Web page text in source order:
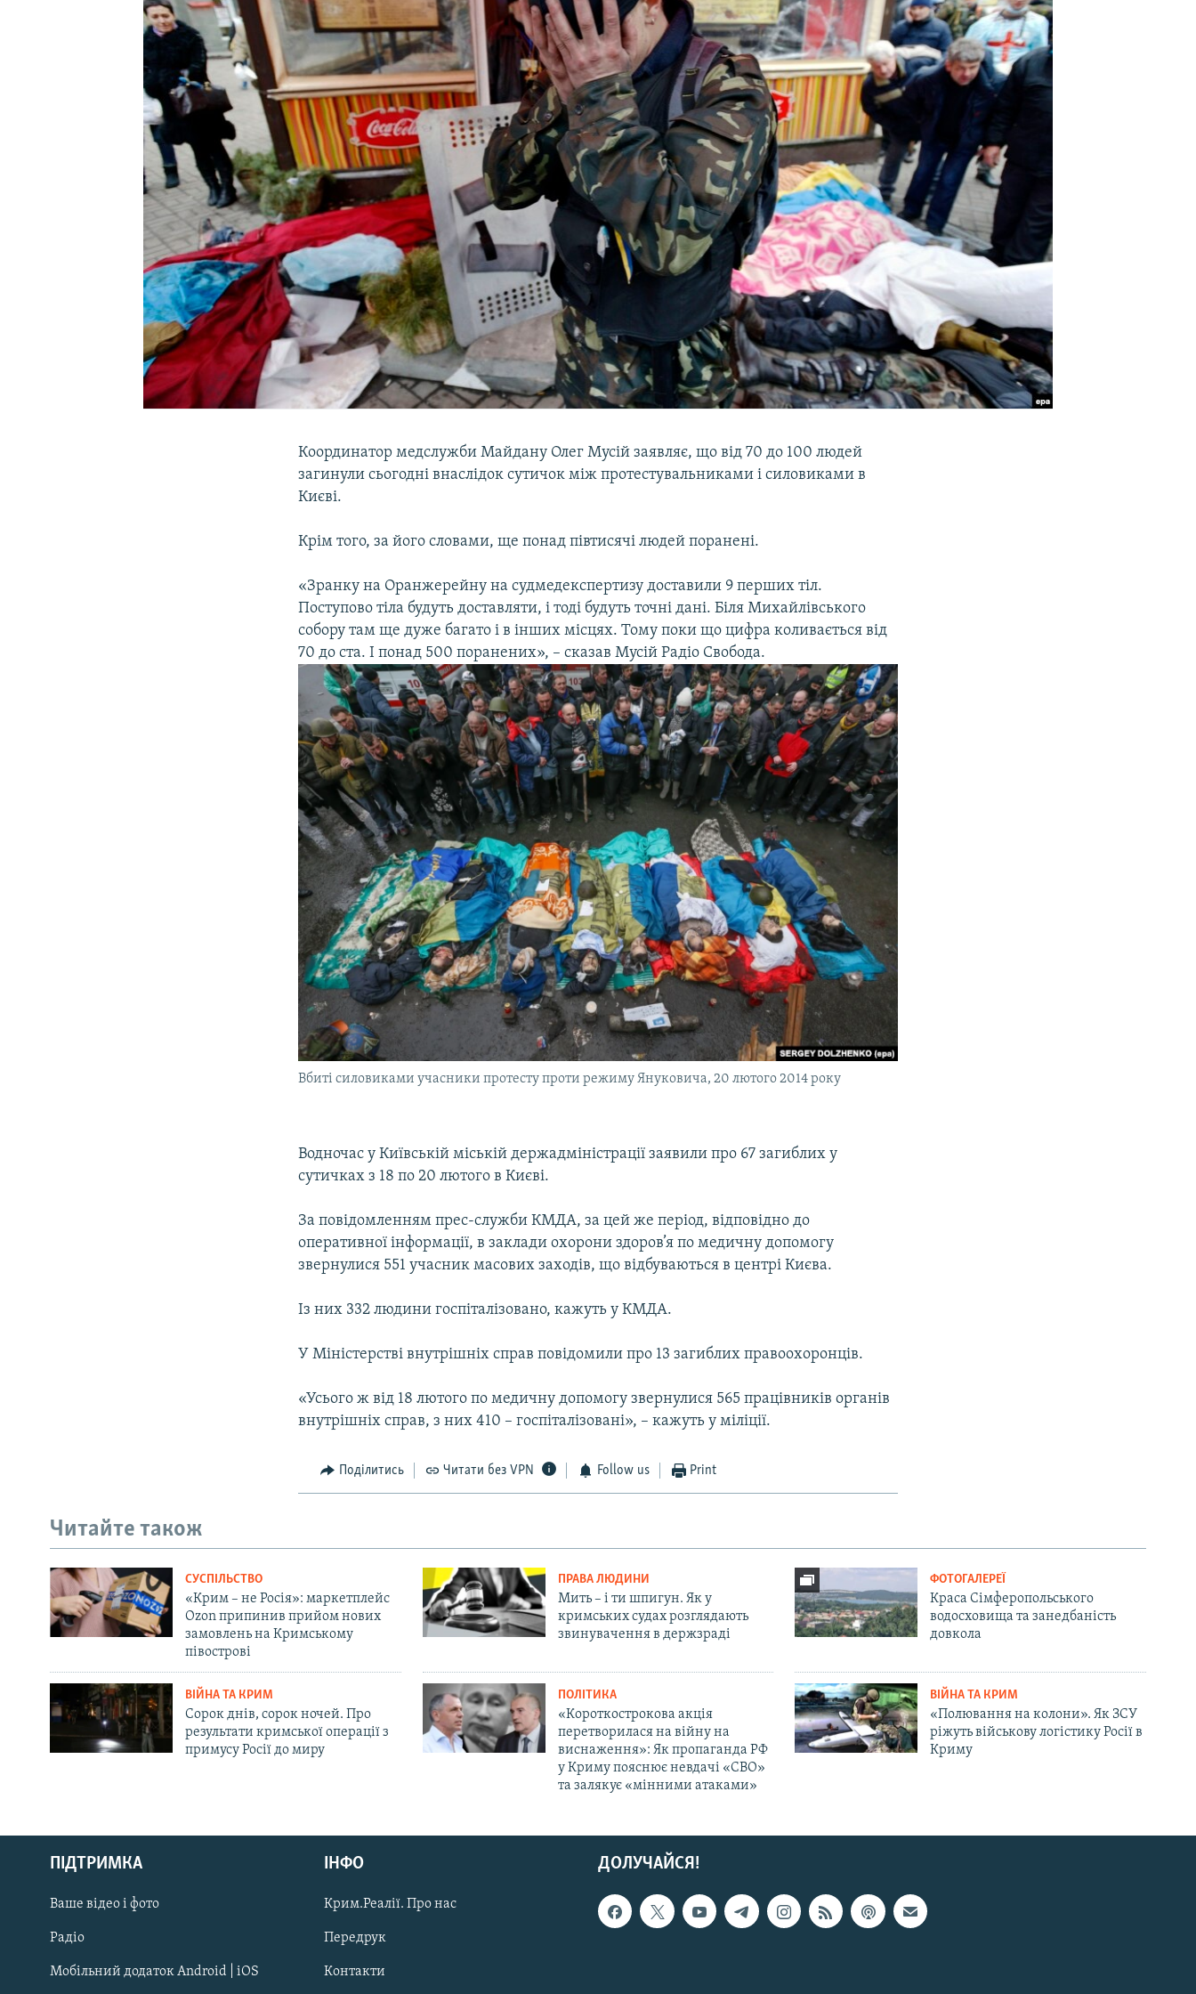
УКРАЇНСЬКА ПРОБЛЕМА КРИМУ
Русский
Qırımtatar
ДОЛУЧАЙСЯ!
Координатор медслужби Майдану Олег Мусій заявляє, що від 70 до 100 людей
загинули сьогодні внаслідок сутичок між протестувальниками і силовиками в
Києві.
Крім того, за його словами, ще понад півтисячі людей поранені.
«Зранку на Оранжерейну на судмедекспертизу доставили 9 перших тіл.
Поступово тіла будуть доставляти, і тоді будуть точні дані. Біля Михайлівського
собору там ще дуже багато і в інших місцях. Тому поки що цифра коливається від
70 до ста. І понад 500 поранених», – сказав Мусій Радіо Свобода.
Вбиті силовиками учасники протесту проти режиму Януковича, 20 лютого 2014 року
Водночас у Київській міській держадміністрації заявили про 67 загиблих у
сутичках з 18 по 20 лютого в Києві.
За повідомленням прес-служби КМДА, за цей же період, відповідно до
оперативної інформації, в заклади охорони здоров’я по медичну допомогу
звернулися 551 учасник масових заходів, що відбуваються в центрі Києва.
Із них 332 людини госпіталізовано, кажуть у КМДА.
У Міністерстві внутрішніх справ повідомили про 13 загиблих правоохоронців.
«Усього ж від 18 лютого по медичну допомогу звернулися 565 працівників органів
внутрішніх справ, з них 410 – госпіталізовані», – кажуть у міліції.
Поділитись Читати без VPN Follow us Print
Читайте також
СУСПІЛЬСТВО
«Крим – не Росія»: маркетплейс
Ozon припинив прийом нових
замовлень на Кримському
півострові
ПРАВА ЛЮДИНИ
Мить – і ти шпигун. Як у
кримських судах розглядають
звинувачення в держзраді
ФОТОГАЛЕРЕЇ
Краса Сімферопольського
водосховища та занедбаність
довкола
ВІЙНА ТА КРИМ
Сорок днів, сорок ночей. Про
результати кримської операції з
примусу Росії до миру
ПОЛІТИКА
«Короткострокова акція
перетворилася на війну на
виснаження»: Як пропаганда РФ
у Криму пояснює невдачі «СВО»
та залякує «мінними атаками»
ВІЙНА ТА КРИМ
«Полювання на колони». Як ЗСУ
ріжуть військову логістику Росії в
Криму
ДОЛУЧАЙСЯ!
ПІДТРИМКА
Ваше відео і фото
Радіо
Мобільний додаток Android | iOS
ІНФО
Крим.Реалії. Про нас
Передрук
Контакти